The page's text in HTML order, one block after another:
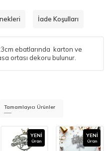
İade Koşulları
ebatlarında karton ve
ortası dekoru bulunur.
Tamamlayıcı Ürünler
YENI
Ürün
YENI
Ürün